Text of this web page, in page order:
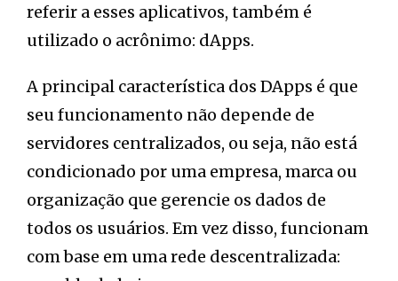
referir a esses aplicativos, também é
utilizado o acrônimo: dApps.
A principal característica dos DApps é que
seu funcionamento não depende de
servidores centralizados, ou seja, não está
condicionado por uma empresa, marca ou
organização que gerencie os dados de
todos os usuários. Em vez disso, funcionam
com base em uma rede descentralizada: